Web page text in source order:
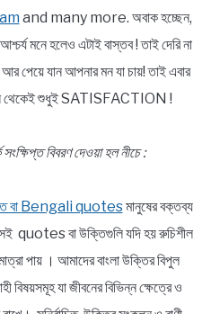
and many more. অবাক হচ্ছেন,
মনে হলেও এটাই বাস্তব ! তাই দেরি না
পেয়ে যান আপনার মন যা চায়! তাই এবার
থেকেই শুধুই SATISFACTION !
বিবরণ দেওয়া হল নীচে :
বা Bengali quotesমানুষের বক্তব্য
quotes বা উক্তিগুলি যদি হয় রুচিশীল
পায় । আমাদের বাংলা উক্তির বিপুল
বিষয়সমূহ যা জীবনের বিভিন্ন ক্ষেত্রে ও